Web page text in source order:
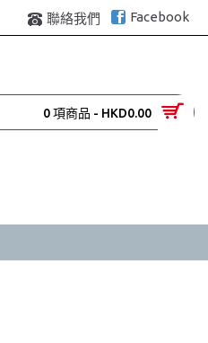
聯絡我們 Facebook
0 項商品 - HKD0.00